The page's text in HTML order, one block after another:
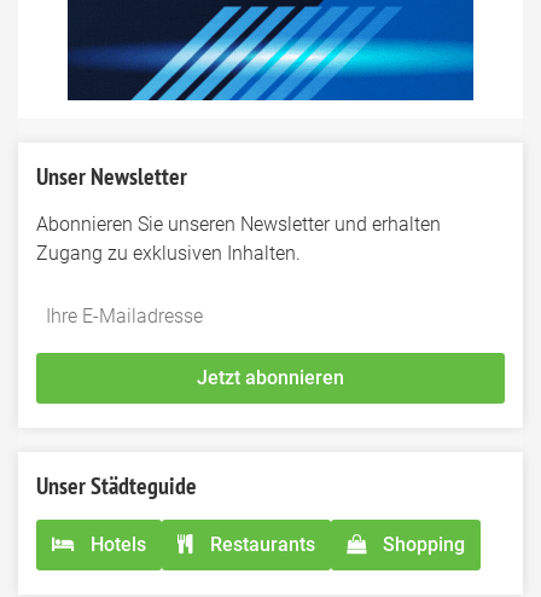
Unser Newsletter
Abonnieren Sie unseren Newsletter und erhalten
Zugang zu exklusiven Inhalten.
Do
*Ihre
Jetzt abonnieren
Unser Städteguide
Hotels Restaurants Shopping